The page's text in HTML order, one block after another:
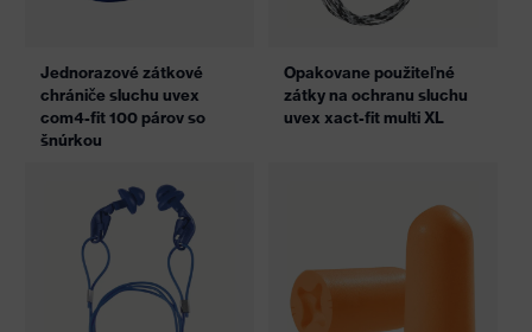
Jednorazové zátkové
chrániče sluchu uvex
com4-fit 100 párov so
šnúrkou
Opakovane použiteľné
zátky na ochranu sluchu
uvex xact-fit multi XL